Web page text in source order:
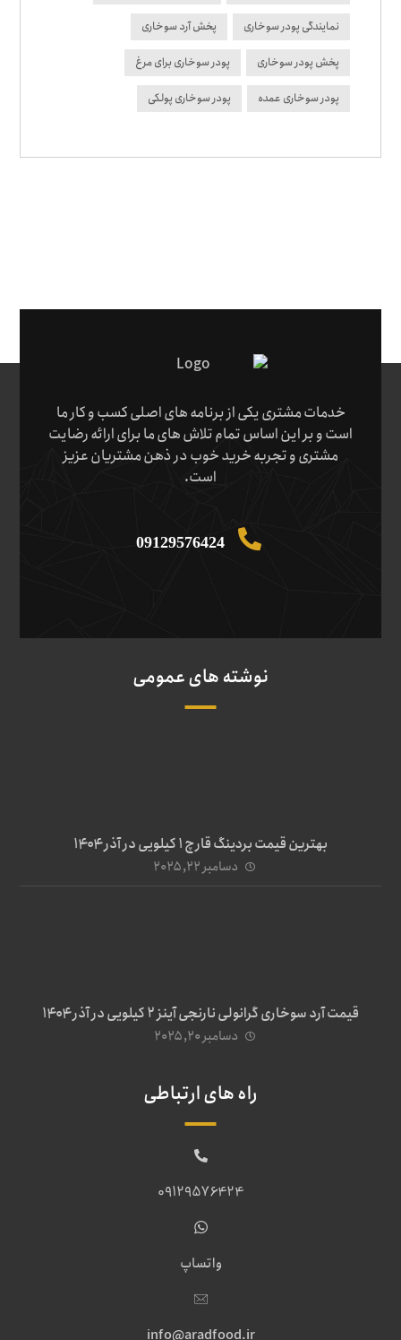
نمایندگی پودر سوخاری پخش آرد سوخاری
پخش پودر سوخاری پودر سوخاری برای مرغ
پودر سوخاری عمده پودر سوخاری پولکی
خدمات مشتری یکی از برنامه های اصلی کسب و کار ما
است و بر این اساس تمام تلاش های ما برای ارائه رضایت
مشتری و تجربه خرید خوب در ذهن مشتریان عزیز
است.
09129576424
نوشته های عمومی
بهترین قیمت بردینگ قارچ 1 کیلویی در آذر ۱۴۰۴
دسامبر ۲۲, ۲۰۲۵
قیمت آرد سوخاری گرانولی نارنجی آینز ۲ کیلویی در آذر ۱۴۰۴
دسامبر ۲۰, ۲۰۲۵
راه های ارتباطی
09129576424
واتساپ
info@aradfood.ir